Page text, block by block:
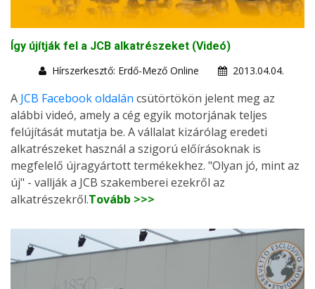
Így újítják fel a JCB alkatrészeket (Videó)
Hírszerkesztő: Erdő-Mező Online
2013.04.04.
A JCB Facebook oldalán csütörtökön jelent meg az
alábbi videó, amely a cég egyik motorjának teljes
felújítását mutatja be. A vállalat kizárólag eredeti
alkatrészeket használ a szigorú előírásoknak is
megfelelő újragyártott termékekhez. "Olyan jó, mint az
új" - vallják a JCB szakemberei ezekről az
alkatrészekről.Tovább >>>